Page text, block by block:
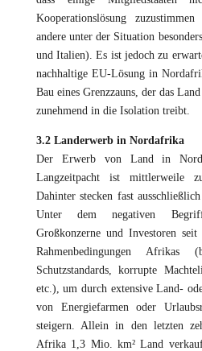
Kooperationslösung
andere unter der Situation
und Italien). Es ist jedoch zu
nachhaltige EU-Lösung in
Bau eines Grenzzauns, der das
zunehmend in die Isolation treibt.
3.2 Landerwerb in Nordafrika
Der Erwerb von Land in
Langzeitpacht ist mittlerweile
Dahinter stecken fast
Unter dem negativen
Großkonzerne und Investoren seit
Rahmenbedingungen
Schutzstandards, korrupte
etc.), um durch extensive Land-
von Energiefarmen oder
steigern. Allein in den letzten
Afrika 1,3 Mio. km² Land